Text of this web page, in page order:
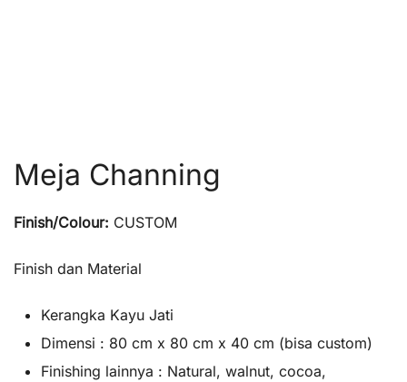
Meja Channing
Finish/Colour: CUSTOM
Finish dan Material
Kerangka Kayu Jati
Dimensi : 80 cm x 80 cm x 40 cm (bisa custom)
Finishing lainnya : Natural, walnut, cocoa,